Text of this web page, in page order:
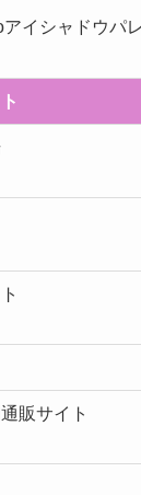
イシャドウパ
販サイト